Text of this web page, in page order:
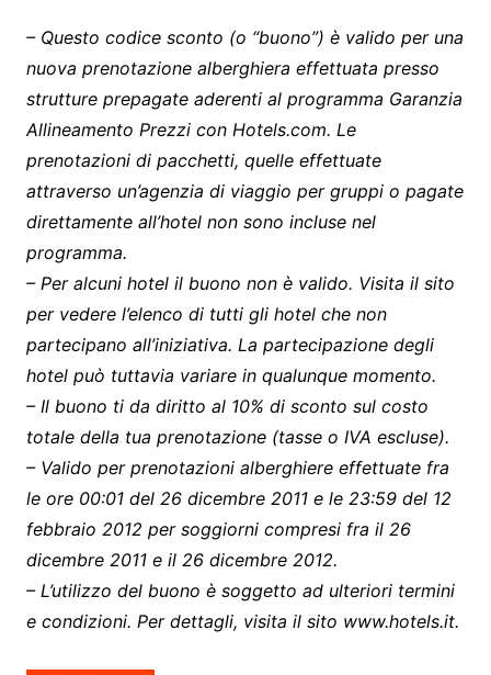
– Questo codice sconto (o “buono”) è valido per una
nuova prenotazione alberghiera effettuata presso
strutture prepagate aderenti al programma Garanzia
Allineamento Prezzi con Hotels.com. Le
prenotazioni di pacchetti, quelle effettuate
attraverso un’agenzia di viaggio per gruppi o pagate
direttamente all’hotel non sono incluse nel
programma.
– Per alcuni hotel il buono non è valido. Visita il sito
per vedere l’elenco di tutti gli hotel che non
partecipano all’iniziativa. La partecipazione degli
hotel può tuttavia variare in qualunque momento.
– Il buono ti da diritto al 10% di sconto sul costo
totale della tua prenotazione (tasse o IVA escluse).
– Valido per prenotazioni alberghiere effettuate fra
le ore 00:01 del 26 dicembre 2011 e le 23:59 del 12
febbraio 2012 per soggiorni compresi fra il 26
dicembre 2011 e il 26 dicembre 2012.
– L’utilizzo del buono è soggetto ad ulteriori termini
e condizioni. Per dettagli, visita il sito www.hotels.it.